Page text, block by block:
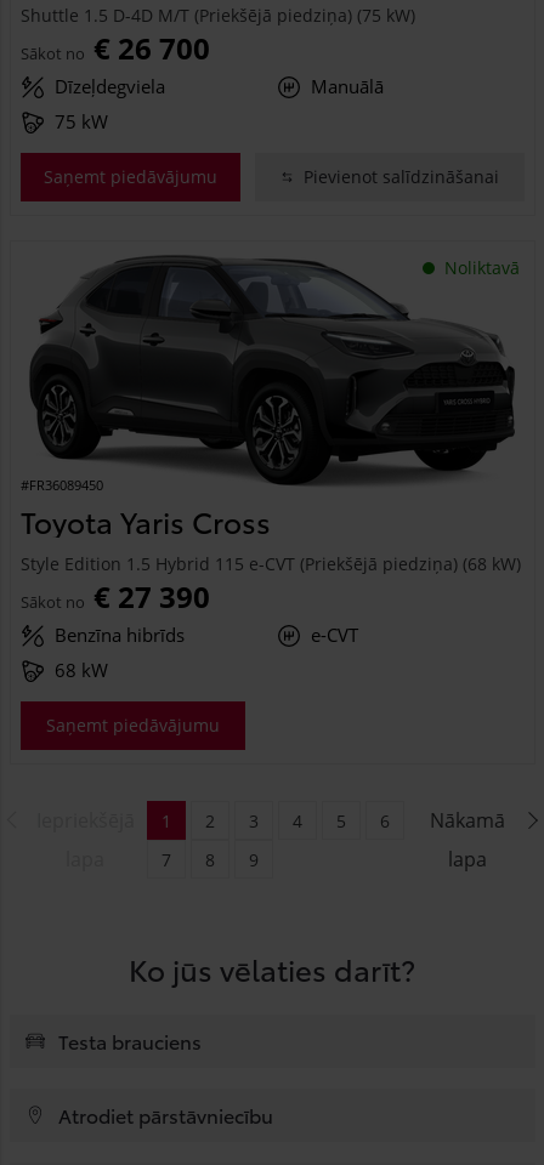
Shuttle 1.5 D-4D M/T (Priekšējā piedziņa) (75 kW)
Sākot no € 26 700
Dīzeļdegviela
Manuālā
75 kW
Saņemt piedāvājumu Pievienot salīdzināšanai
Noliktavā
#FR36089450
Toyota Yaris Cross
Style Edition 1.5 Hybrid 115 e-CVT (Priekšējā piedziņa) (68 kW)
Sākot no € 27 390
Benzīna hibrīds
e-CVT
68 kW
Saņemt piedāvājumu
Nākamā
lapa
1 2 3 4 5
6
7
8 9
Ko jūs vēlaties darīt?
Testa brauciens
Atrodiet pārstāvniecību